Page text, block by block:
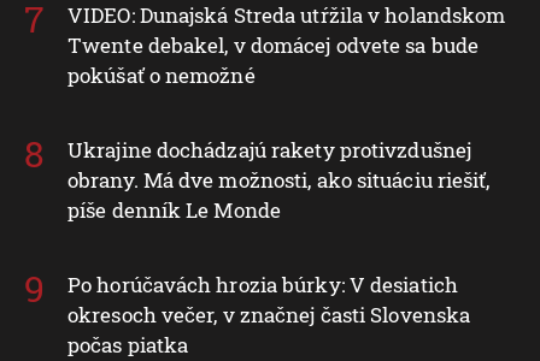
VIDEO: Dunajská Streda utŕžila v holandskom
Twente debakel, v domácej odvete sa bude
pokúšať o nemožné
Ukrajine dochádzajú rakety protivzdušnej
obrany. Má dve možnosti, ako situáciu riešiť,
píše denník Le Monde
Po horúčavách hrozia búrky: V desiatich
okresoch večer, v značnej časti Slovenska
počas piatka